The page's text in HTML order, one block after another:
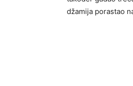
džamija porastao